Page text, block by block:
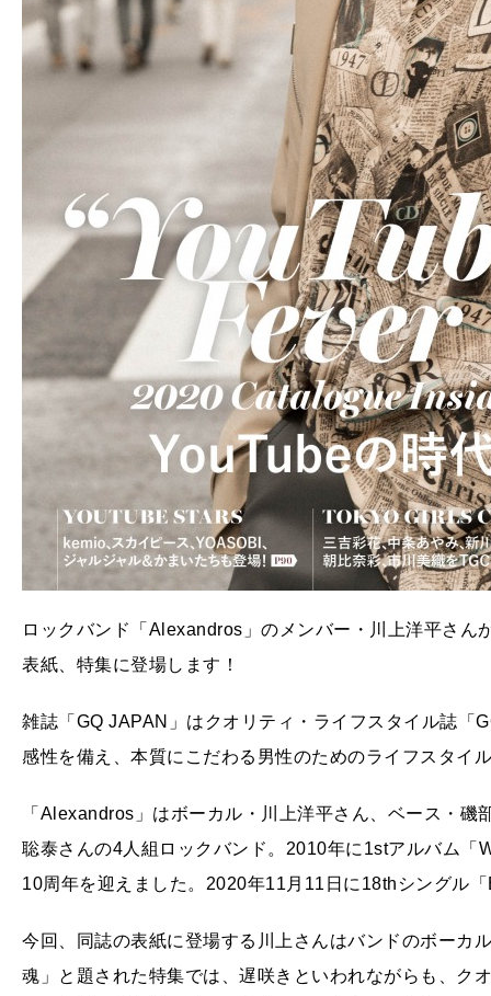
ロックバンド「Alexandros」のメンバー・川上洋平さ
表紙、特集に登場します！
雑誌「GQ JAPAN」はクオリティ・ライフスタイル誌「
感性を備え、本質にこだわる男性のためのライフスタイ
「Alexandros」はボーカル・川上洋平さん、ベース・
聡泰さんの4人組ロックバンド。2010年に1stアルバム
10周年を迎えました。2020年11月11日に18thシングル
今回、同誌の表紙に登場する川上さんはバンドのボーカ
魂」と題された特集では、遅咲きといわれながらも、ク